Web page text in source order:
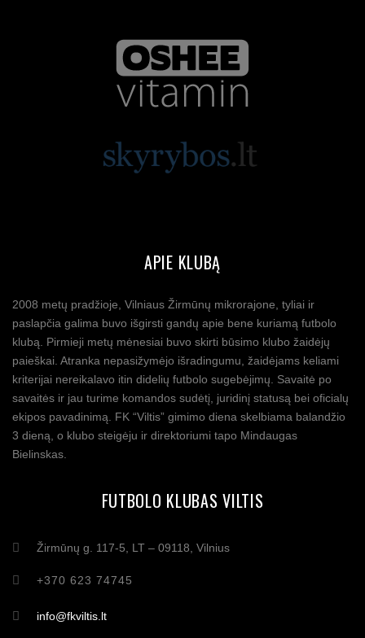
APIE KLUBĄ
2008 metų pradžioje, Vilniaus Žirmūnų mikrorajone, tyliai ir
paslapčia galima buvo išgirsti gandų apie bene kuriamą futbolo
klubą. Pirmieji metų mėnesiai buvo skirti būsimo klubo žaidėjų
paieškai. Atranka nepasižymėjo išradingumu, žaidėjams keliami
kriterijai nereikalavo itin didelių futbolo sugebėjimų. Savaitė po
savaitės ir jau turime komandos sudėtį, juridinį statusą bei oficialų
ekipos pavadinimą. FK “Viltis” gimimo diena skelbiama balandžio
3 dieną, o klubo steigėju ir direktoriumi tapo Mindaugas
Bielinskas.
FUTBOLO KLUBAS VILTIS
Žirmūnų g. 117-5, LT – 09118, Vilnius
+370 623 74745
info@fkviltis.lt